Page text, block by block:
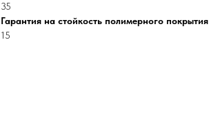
35
Гарантия на стойкость полимерного покрытия
15